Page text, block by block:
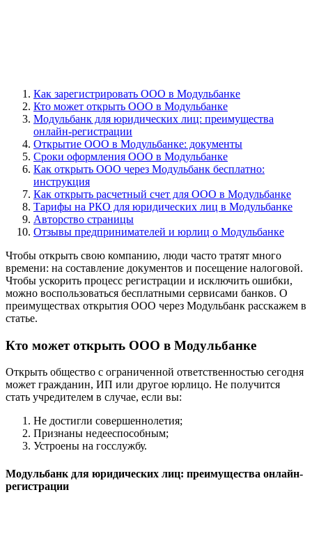
Как зарегистрировать ООО в Модульбанке
Кто может открыть ООО в Модульбанке
Модульбанк для юридических лиц: преимущества
онлайн-регистрации
Открытие ООО в Модульбанке: документы
Сроки оформления ООО в Модульбанке
Как открыть ООО через Модульбанк бесплатно:
инструкция
Как открыть расчетный счет для ООО в Модульбанке
Тарифы на РКО для юридических лиц в Модульбанке
Авторство страницы
Отзывы предпринимателей и юрлиц о Модульбанке
Чтобы открыть свою компанию, люди часто тратят много
времени: на составление документов и посещение налоговой.
Чтобы ускорить процесс регистрации и исключить ошибки,
можно воспользоваться бесплатными сервисами банков. О
преимуществах открытия ООО через Модульбанк расскажем в
статье.
Кто может открыть ООО в Модульбанке
Открыть общество с ограниченной ответственностью сегодня
может гражданин, ИП или другое юрлицо. Не получится
стать учредителем в случае, если вы:
Не достигли совершеннолетия;
Признаны недееспособным;
Устроены на госслужбу.
Модульбанк для юридических лиц: преимущества онлайн-
регистрации